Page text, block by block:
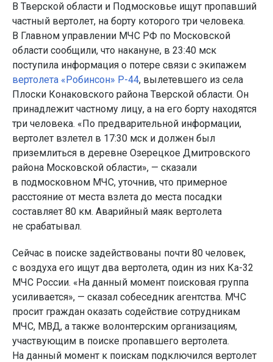
В Тверской области и Подмосковье ищут пропавший
частный вертолет, на борту которого три человека.
В Главном управлении МЧС РФ по Московской
области сообщили, что накануне, в 23:40 мск
поступила информация о потере связи с экипажем
вертолета «Робинсон» Р-44, вылетевшего из села
Плоски Конаковского района Тверской области. Он
принадлежит частному лицу, а на его борту находятся
три человека. «По предварительной информации,
вертолет взлетел в 17:30 мск и должен был
приземлиться в деревне Озерецкое Дмитровского
района Московской области», — сказали
в подмосковном МЧС, уточнив, что примерное
расстояние от места взлета до места посадки
составляет 80 км. Аварийный маяк вертолета
не срабатывал.
Сейчас в поиске задействованы почти 80 человек,
с воздуха его ищут два вертолета, один из них Ка-32
МЧС России. «На данный момент поисковая группа
усиливается», — сказал собеседник агентства. МЧС
просит граждан оказать содействие сотрудникам
МЧС, МВД, а также волонтерским организациям,
участвующим в поиске пропавшего вертолета.
На данный момент к поискам подключился вертолет